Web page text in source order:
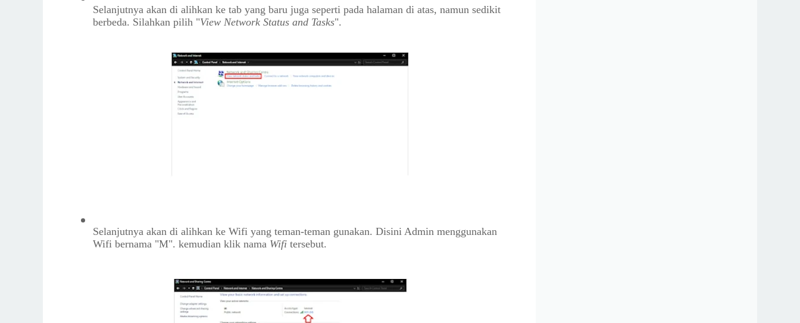
Selanjutnya akan di alihkan ke tab yang baru juga seperti pada halaman di atas, namun sedikit
berbeda. Silahkan pilih "View Network Status and Tasks".
Selanjutnya akan di alihkan ke Wifi yang teman-teman gunakan. Disini Admin menggunakan
Wifi bernama "M". kemudian klik nama Wifi tersebut.